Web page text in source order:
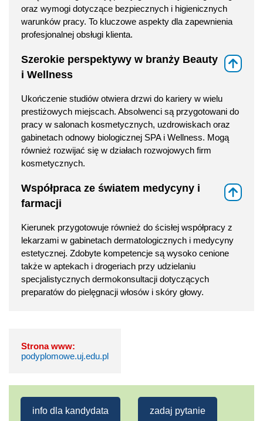
oraz wymogi dotyczące bezpiecznych i higienicznych
warunków pracy. To kluczowe aspekty dla zapewnienia
profesjonalnej obsługi klienta.
Szerokie perspektywy w branży Beauty
i Wellness
Ukończenie studiów otwiera drzwi do kariery w wielu
prestiżowych miejscach. Absolwenci są przygotowani do
pracy w salonach kosmetycznych, uzdrowiskach oraz
gabinetach odnowy biologicznej SPA i Wellness. Mogą
również rozwijać się w działach rozwojowych firm
kosmetycznych.
Współpraca ze światem medycyny i
farmacji
Kierunek przygotowuje również do ścisłej współpracy z
lekarzami w gabinetach dermatologicznych i medycyny
estetycznej. Zdobyte kompetencje są wysoko cenione
także w aptekach i drogeriach przy udzielaniu
specjalistycznych dermokonsultacji dotyczących
preparatów do pielęgnacji włosów i skóry głowy.
Strona www:
podyplomowe.uj.edu.pl
info dla kandydata zadaj pytanie